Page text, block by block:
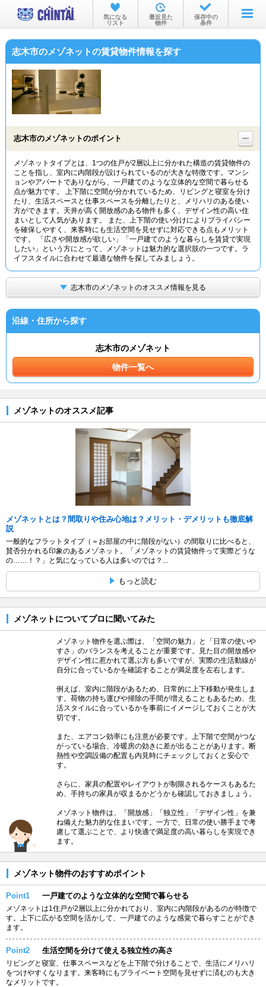
お部屋を探す
沿線・駅から
物件特集から
TOP
気になる
リスト
最近見た
物件
保存中の
条件
志木市のメゾネットの賃貸物件情報を探す
志木市のメゾネットのポイント
メゾネットタイプとは、1つの住戸が2層以上に分かれた構造の賃貸物件の
ことを指し、室内に内階段が設けられているのが大きな特徴です。マンシ
ョンやアパートでありながら、一戸建てのような立体的な空間で暮らせる
点が魅力です。 上下階に空間が分かれているため、リビングと寝室を分け
たり、生活スペースと仕事スペースを分離したりと、メリハリのある使い
方ができます。天井が高く開放感のある物件も多く、デザイン性の高い住
まいとして人気があります。 また、上下階の使い分けによりプライバシー
を確保しやすく、来客時にも生活空間を見せずに対応できる点もメリット
です。 「広さや開放感が欲しい」「一戸建てのような暮らしを賃貸で実現
したい」という方にとって、メゾネットは魅力的な選択肢の一つです。ラ
イフスタイルに合わせて最適な物件を探してみましょう。
志木市のメゾネットのオススメ情報を見る
沿線・住所から探す
志木市のメゾネット
物件一覧へ
メゾネットのオススメ記事
メゾネットとは？間取りや住み心地は？メリット・デメリットも徹底解
説
一般的なフラットタイプ（＝お部屋の中に階段がない）の間取りに比べると、
賛否分かれる印象のあるメゾネット。「メゾネットの賃貸物件って実際どうな
の……！？」と気になっている人は多いのでは？...
もっと読む
メゾネットについてプロに聞いてみた
メゾネット物件を選ぶ際は、「空間の魅力」と「日常の使いや
すさ」のバランスを考えることが重要です。見た目の開放感や
デザイン性に惹かれて選ぶ方も多いですが、実際の生活動線が
自分に合っているかを確認することが満足度を左右します。
例えば、室内に階段があるため、日常的に上下移動が発生しま
す。荷物の持ち運びや掃除の手間が増えることもあるため、生
活スタイルに合っているかを事前にイメージしておくことが大
切です。
また、エアコン効率にも注意が必要です。上下階で空間がつな
がっている場合、冷暖房の効きに差が出ることがあります。断
熱性や空調設備の配置も内見時にチェックしておくと安心で
す。
さらに、家具の配置やレイアウトが制限されるケースもあるた
め、手持ちの家具が収まるかどうかも確認しておきましょう。
メゾネット物件は、「開放感」「独立性」「デザイン性」を兼
ね備えた魅力的な住まいです。一方で、日常の使い勝手まで考
慮して選ぶことで、より快適で満足度の高い暮らしを実現でき
ます。
メゾネット物件のおすすめポイント
Point1 一戸建てのような立体的な空間で暮らせる
メゾネットは1住戸が2層以上に分かれており、室内に内階段があるのが特徴で
す。上下に広がる空間を活かして、一戸建てのような感覚で暮らすことができ
ます。
Point2 生活空間を分けて使える独立性の高さ
リビングと寝室、仕事スペースなどを上下階で分けることで、生活にメリハリ
をつけやすくなります。来客時にもプライベート空間を見せずに済むのも大き
なメリットです。